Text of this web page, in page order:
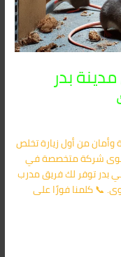
بدر
من أول زيارة تخلص
أقوى شركة متخصصة في
بدر توفر لك فريق مدرب
📞 كلمنا فورًا على